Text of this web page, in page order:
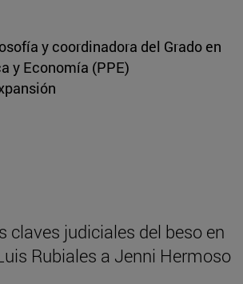
y coordinadora del Grado en
y Economía (PPE)
claves judiciales del beso en
Rubiales a Jenni Hermoso